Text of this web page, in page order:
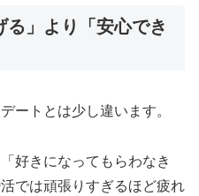
」より「安心でき
ートとは少し違います。
好きになってもらわなき
では頑張りすぎるほど疲れ